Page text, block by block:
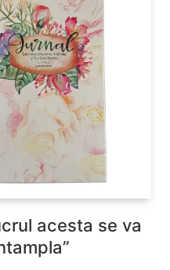
acesta se va